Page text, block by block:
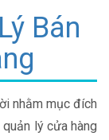
Bán
nhằm mục đích
lý cửa hàng